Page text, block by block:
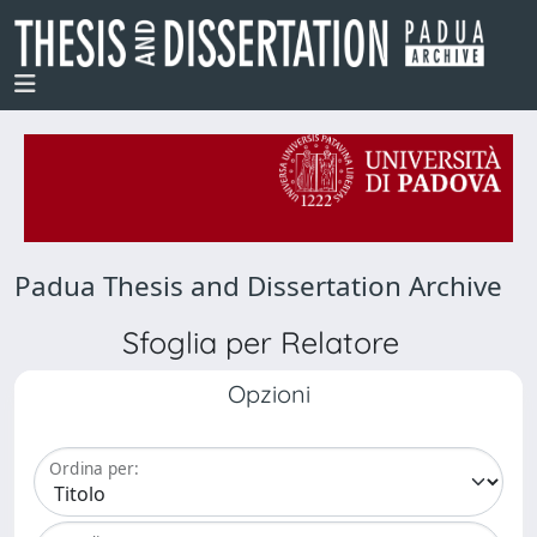
Padua Thesis and Dissertation Archive
Sfoglia per Relatore
Opzioni
Ordina per: